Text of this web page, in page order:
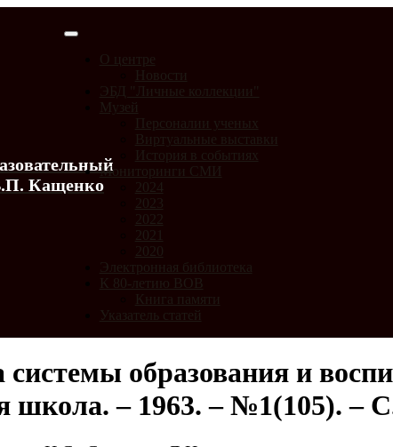
Кащенко
О центре
Новости
ЭБД "Личные коллекции"
Музей
Персоналии ученых
Виртуальные выставки
История в событиях
Мониторинги СМИ
2024
2023
2022
2021
2020
Электронная библиотека
К 80-летию ВОВ
Книга памяти
Указатель статей
системы образования и
школа. – 1963. – №1(105). –